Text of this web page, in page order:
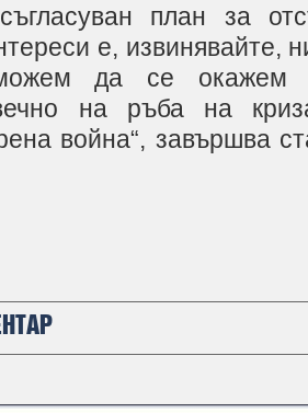
план за
е,
да се окажем
на ръба на
война“, завършва